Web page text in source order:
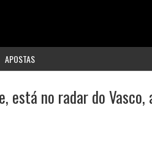
APOSTAS
está no radar do Vasco,